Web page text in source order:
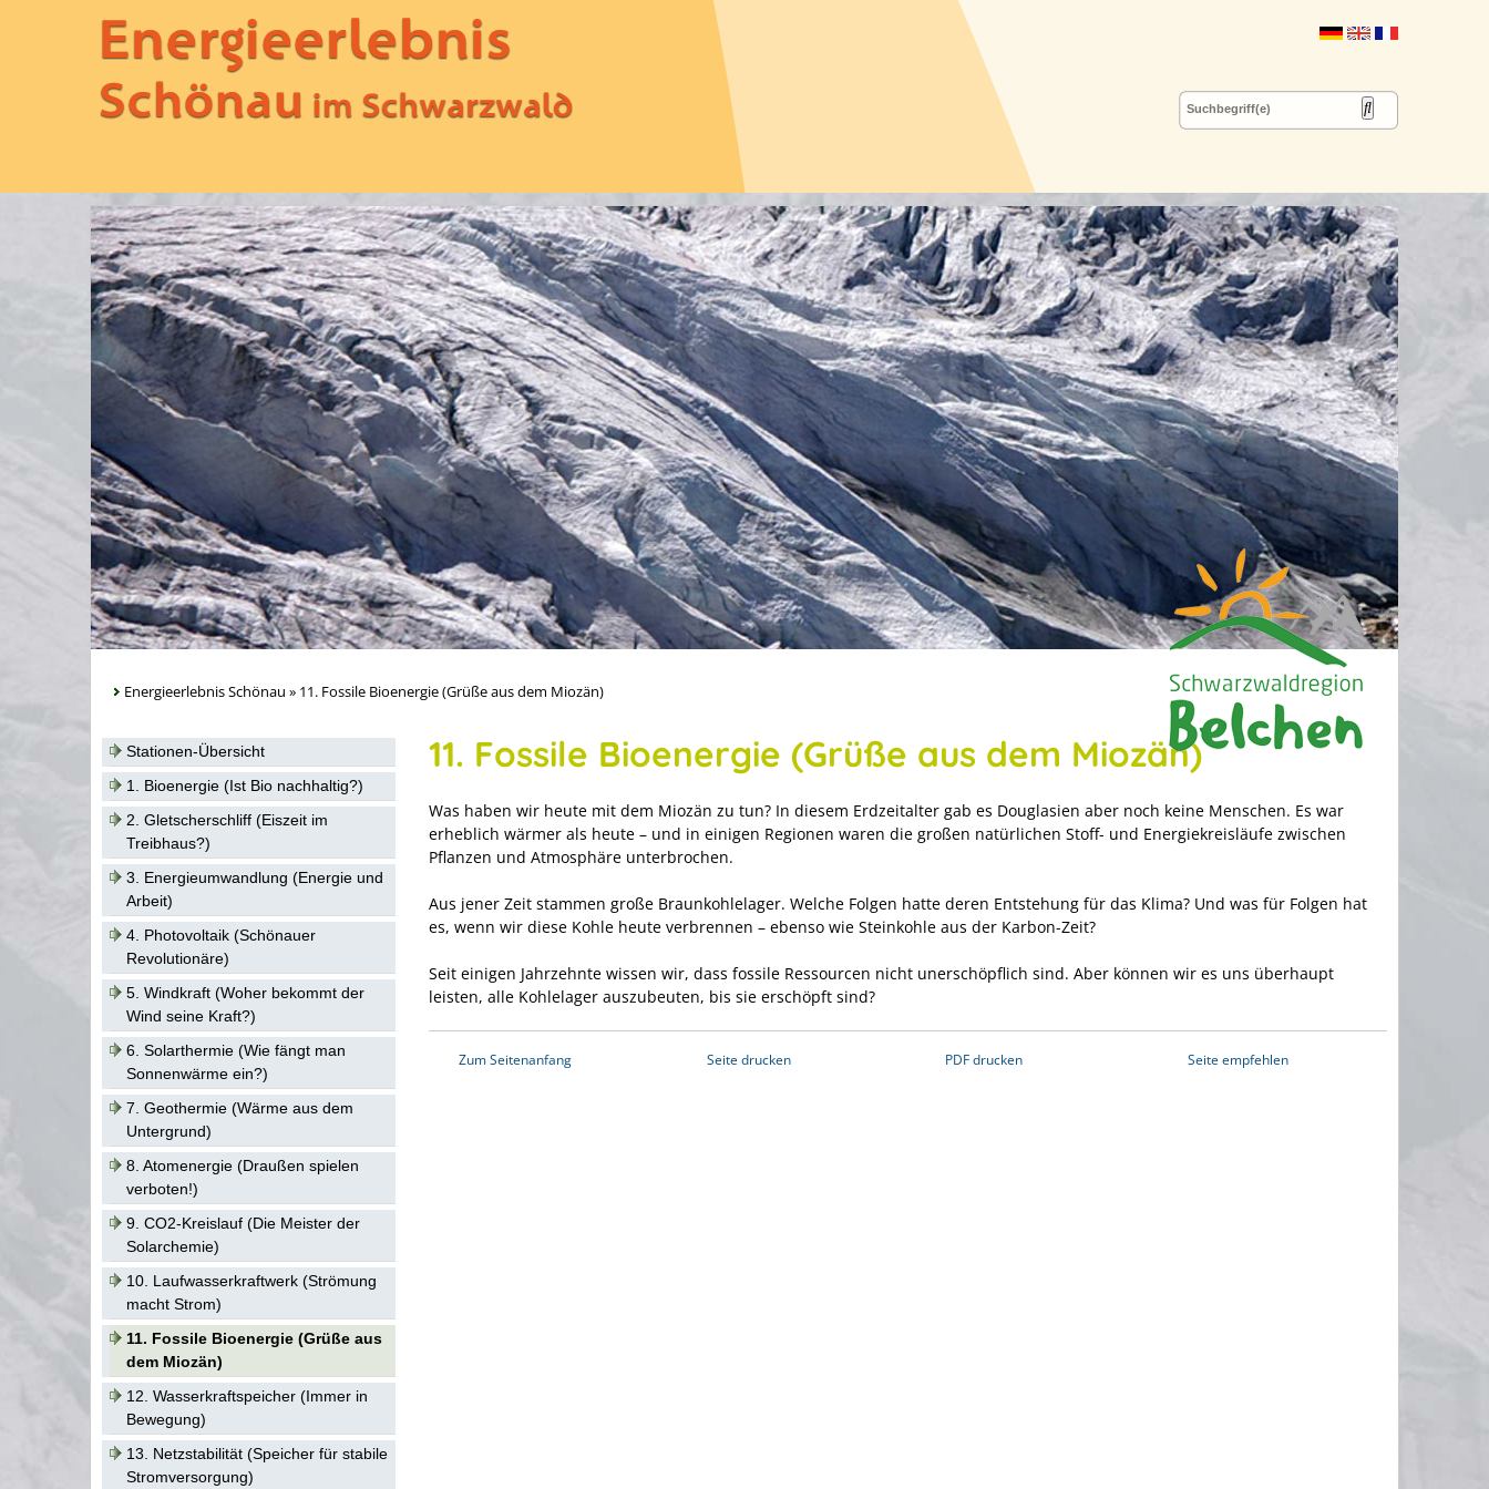
Energieerlebnis Schönau » 11. Fossile Bioenergie (Grüße aus dem Miozän)
Stationen-Übersicht
1. Bioenergie (Ist Bio nachhaltig?)
2. Gletscherschliff (Eiszeit im
Treibhaus?)
3. Energieumwandlung (Energie und
Arbeit)
4. Photovoltaik (Schönauer
Revolutionäre)
5. Windkraft (Woher bekommt der
Wind seine Kraft?)
6. Solarthermie (Wie fängt man
Sonnenwärme ein?)
7. Geothermie (Wärme aus dem
Untergrund)
8. Atomenergie (Draußen spielen
verboten!)
9. CO2-Kreislauf (Die Meister der
Solarchemie)
10. Laufwasserkraftwerk (Strömung
macht Strom)
11. Fossile Bioenergie (Grüße aus
dem Miozän)
12. Wasserkraftspeicher (Immer in
Bewegung)
13. Netzstabilität (Speicher für stabile
Stromversorgung)
11. Fossile Bioenergie (Grüße aus dem Miozän)
Was haben wir heute mit dem Miozän zu tun? In diesem Erdzeitalter gab es Douglasien aber noch keine Menschen. Es war
erheblich wärmer als heute – und in einigen Regionen waren die großen natürlichen Stoff- und Energiekreisläufe zwischen
Pflanzen und Atmosphäre unterbrochen.
Aus jener Zeit stammen große Braunkohlelager. Welche Folgen hatte deren Entstehung für das Klima? Und was für Folgen hat
es, wenn wir diese Kohle heute verbrennen – ebenso wie Steinkohle aus der Karbon-Zeit?
Seit einigen Jahrzehnte wissen wir, dass fossile Ressourcen nicht unerschöpflich sind. Aber können wir es uns überhaupt
leisten, alle Kohlelager auszubeuten, bis sie erschöpft sind?
Zum Seitenanfang Seite drucken PDF drucken Seite empfehlen